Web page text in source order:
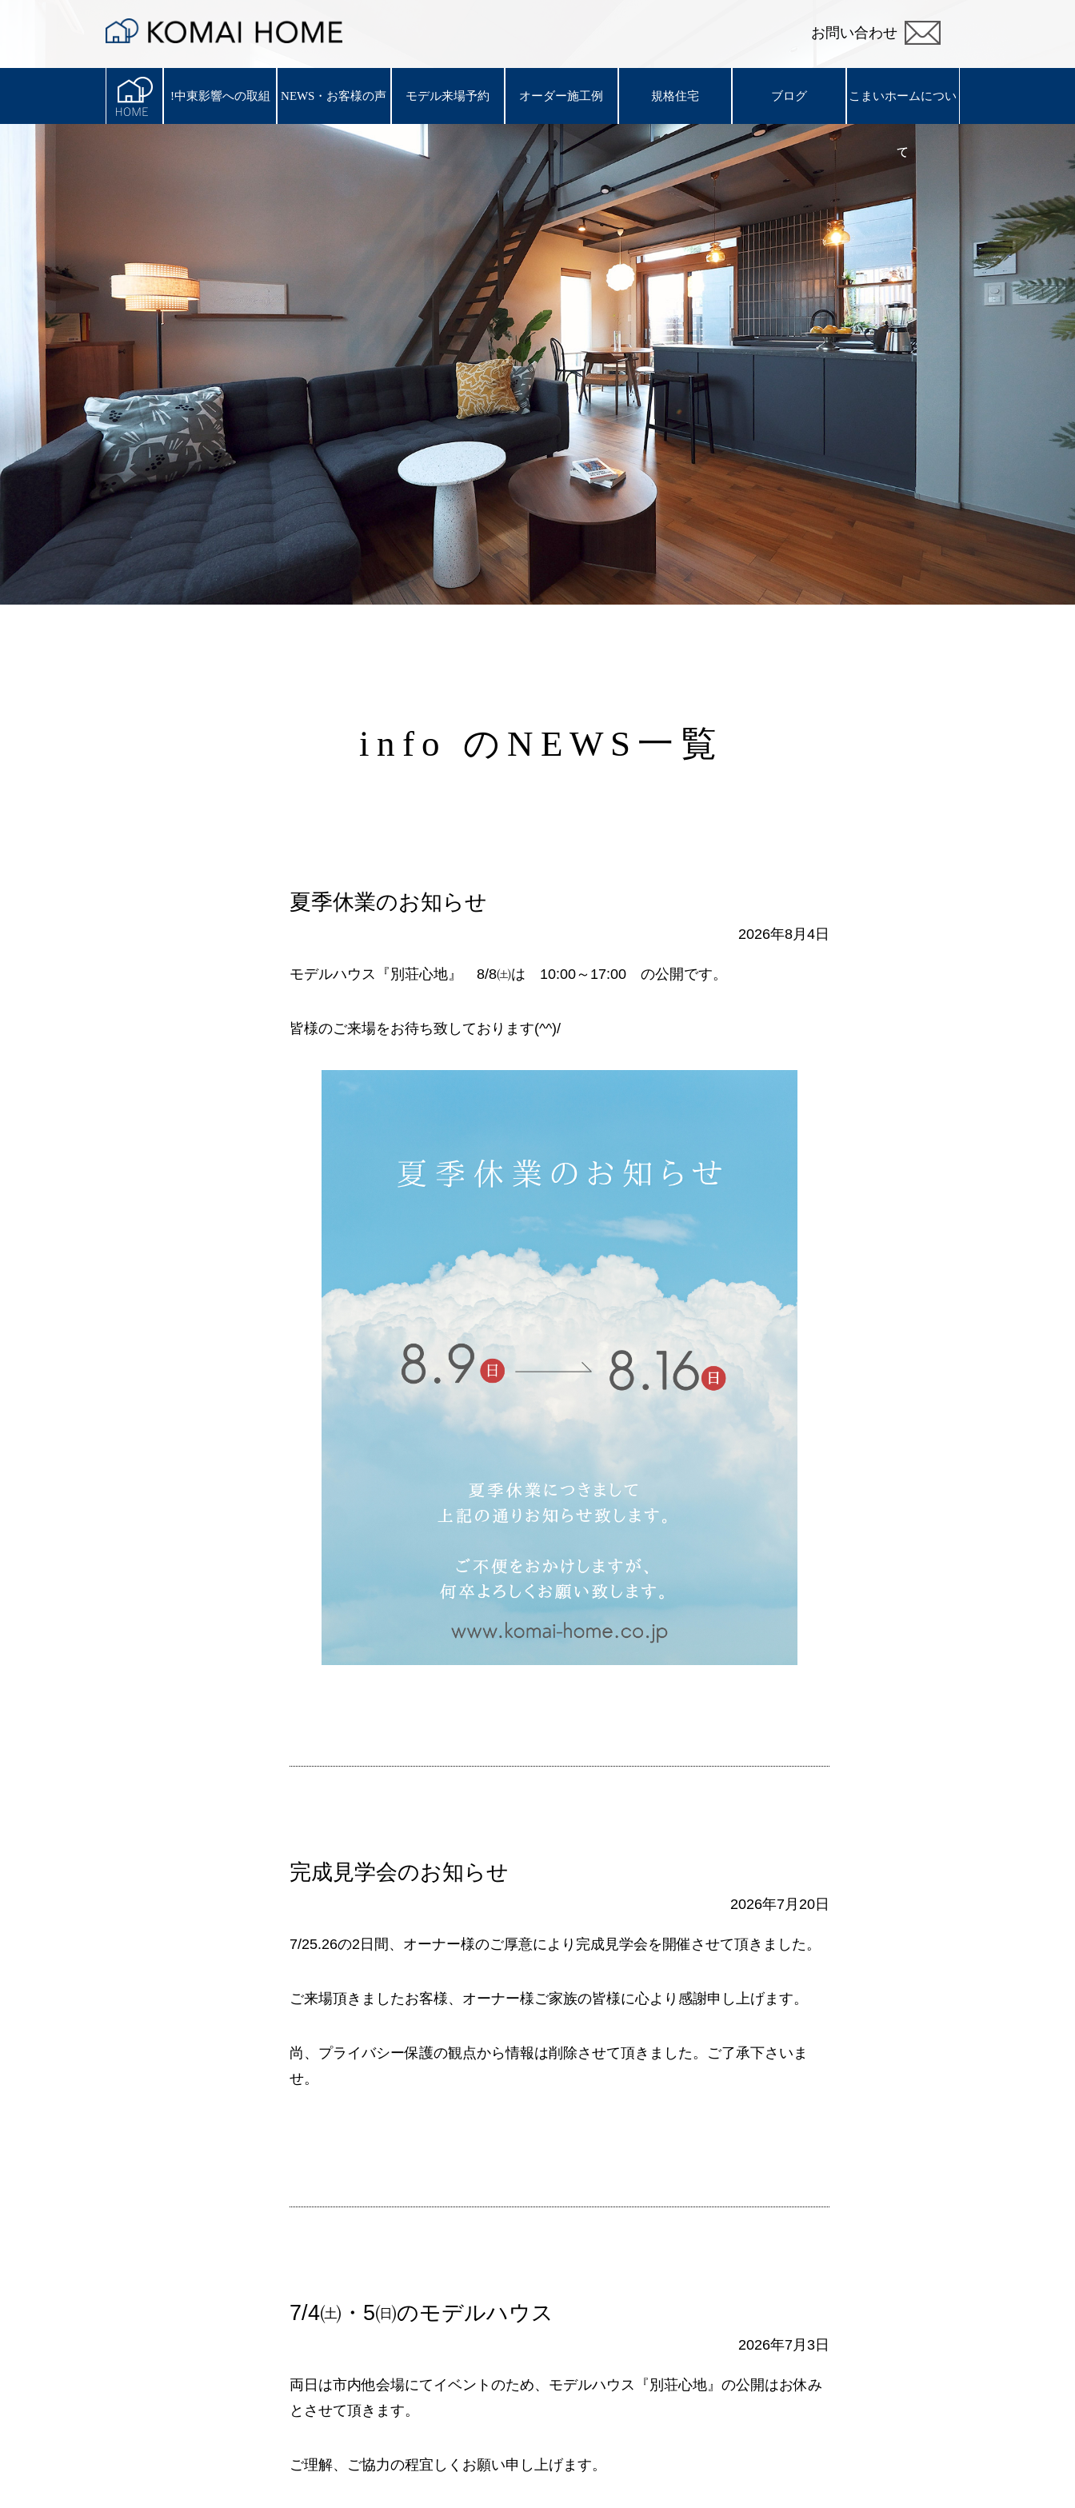
お問い合わせ
!中東影響への取組 NEWS・お客様の声 モデル来場予約 オーダー施工例 規格住宅 ブログ こまいホームについ
て
!中東影響への取組 NEWS・お客様の声 モデル来場予約 オーダー施工例 規格住宅 ブログ こまいホームについ
て
info のNEWS一覧
夏季休業のお知らせ
2026年8月4日
モデルハウス『別荘心地』 8/8㈯は 10:00～17:00 の公開です。
皆様のご来場をお待ち致しております(^^)/
完成見学会のお知らせ
2026年7月20日
7/25.26の2日間、オーナー様のご厚意により完成見学会を開催させて頂きました。
ご来場頂きましたお客様、オーナー様ご家族の皆様に心より感謝申し上げます。
尚、プライバシー保護の観点から情報は削除させて頂きました。ご了承下さいま
せ。
7/4㈯・5㈰のモデルハウス
2026年7月3日
両日は市内他会場にてイベントのため、モデルハウス『別荘心地』の公開はお休み
とさせて頂きます。
ご理解、ご協力の程宜しくお願い申し上げます。